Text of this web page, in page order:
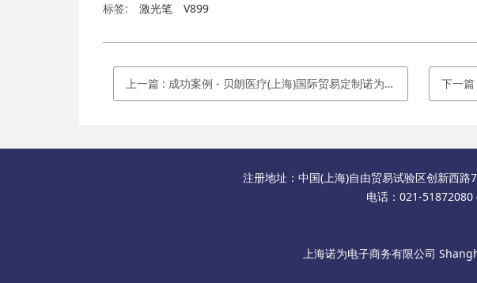
标签: 激光笔 V899
上一篇 : 成功案例 - ​贝朗医疗(上海)国际贸易定制诺为翻页激光笔N73 下一篇
注册地址：中国(上海)自由贸易试验区创新西
电话：021-
上海诺为电子商务有限公司